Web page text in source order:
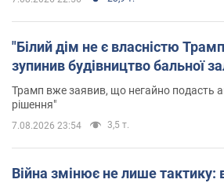
"Білий дім не є власністю
зупинив будівництво бальної
Трамп вже заявив, що негайно подасть
рішення"
7.08.2026 23:54 3,5 т.
Війна змінює не лише тактику: